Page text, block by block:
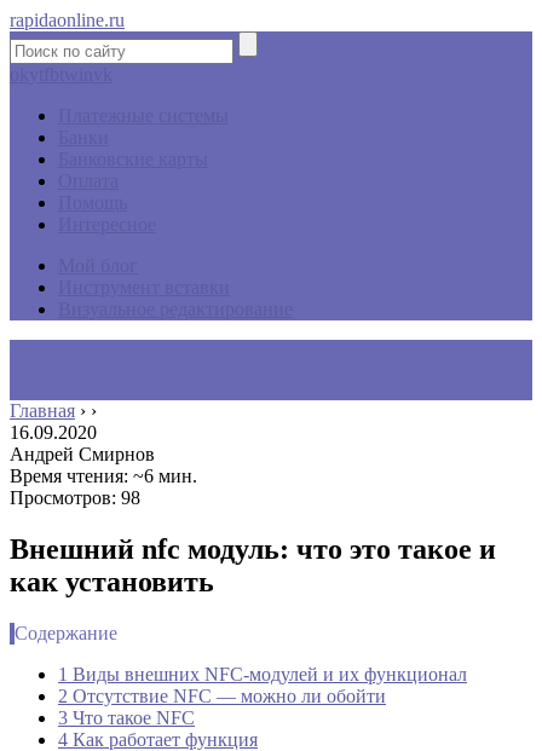
rapidaonline.ru
Главная › ›
16.09.2020
Андрей Смирнов
Время чтения: ~6 мин.
Просмотров: 98
Внешний nfc модуль: что это такое и
как установить
Содержание
1 Виды внешних NFC-модулей и их функционал
2 Отсутствие NFC — можно ли обойти
3 Что такое NFC
4 Как работает функция